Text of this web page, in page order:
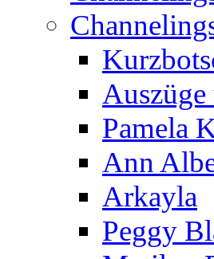
Auszüge
Pamela
Ann
Arkayla
Peggy